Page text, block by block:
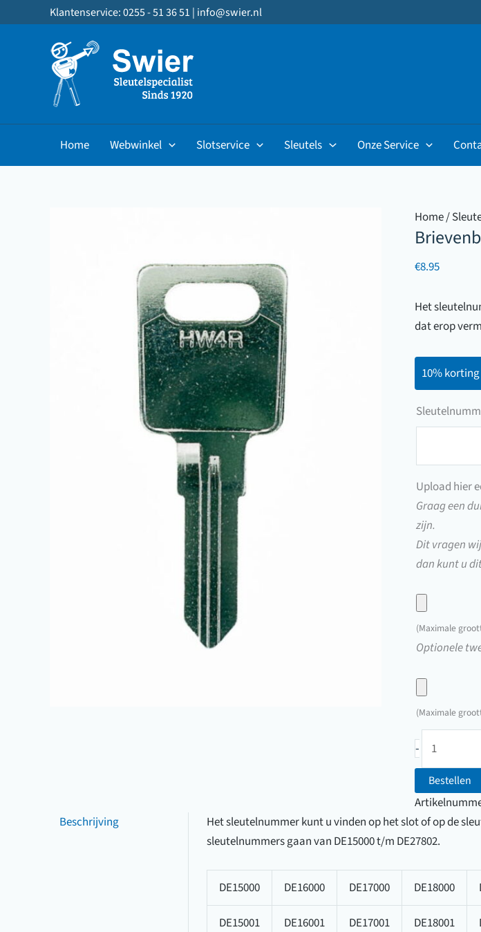
naar
Klantenservice: 0255 - 51 36 51 | info@swier.nl
Home Webwinkel Slotservice Sleutels Onze Service
Home/
€8.95
Het
dat erop
10%
DE27802)
Upload hier
Graag een
zijn.
Dit vragen
dan kunt u
hier
een
van
uw
sleutel
(Maximale
Upload
foto
van
uw
sleutel
Optionele
(Maximale
-
Huwil
(DE15000
t/m
DE27802)
aantal
Bestellen
Beschrijving
Het sleutelnummer kunt u vinden op het slot of op de
sleutelnummers gaan van DE15000 t/m DE27802.
DE15000 DE16000 DE17000 DE18000
DE15001 DE16001 DE17001 DE18001